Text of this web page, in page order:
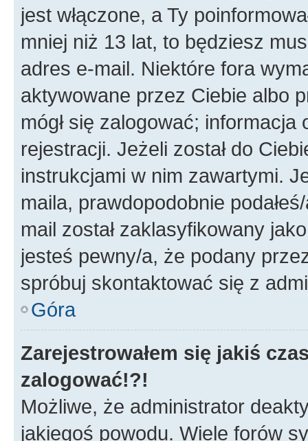
jest włączone, a Ty
mniej niż 13 lat, to będziesz
adres e-mail. Niektóre fora
aktywowane przez Ciebie albo
mógł się zalogować;
rejestracji. Jeżeli został do
instrukcjami w nim zawartymi.
maila, prawdopodobnie
mail został zaklasyfikowany
jesteś pewny/a, że podany
spróbuj skontaktować się z
Góra
Zarejestrowałem się jakiś
zalogować!?!
Możliwe, że administrator
jakiegoś powodu. Wiele forów